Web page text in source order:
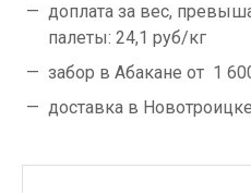
доплата за вес,
палеты: 24,1 руб/кг
забор в Абакане от 1
доставка в